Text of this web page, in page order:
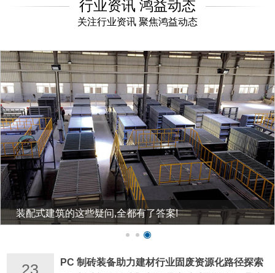
行业资讯 鸿益动态
关注行业资讯 聚焦鸿益动态
装配式建筑的这些疑问,全都有了答案!
23
PC 制砖装备助力建材行业固废资源化路径探索